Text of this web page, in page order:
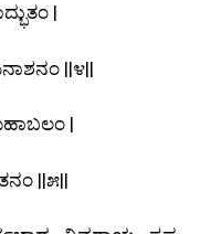
|
||೪||
|
||೫||